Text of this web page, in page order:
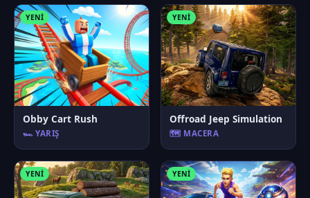
YENI
Obby Cart Rush
🏎️ YARIŞ
YENI
Offroad Jeep Simulation
🗺️ MACERA
YENI YENI